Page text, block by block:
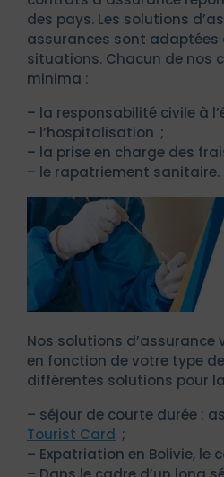
des pays. Les solutions
assurances sont adaptées
situations. Chacun de nos
minima :
– la responsabilité civile à
– l’hospitalisation ;
– la prise en charge des
– le rapatriement sanitaire.
Nos solutions d’assurance
en fonction de votre type
différentes solutions pour
– séjour de courte durée :
Tourist Card ;
– Expatriation en Bolivie, le